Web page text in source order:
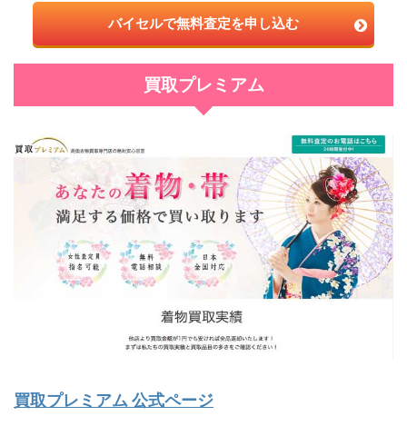
バイセルで無料査定を申し込む
買取プレミアム
買取プレミアム 公式ページ